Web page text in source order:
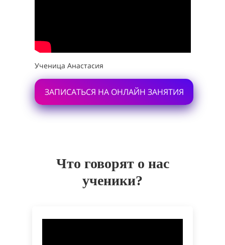
Ученица Анастасия
ЗАПИСАТЬСЯ НА ОНЛАЙН ЗАНЯТИЯ
Что говорят о нас
ученики?